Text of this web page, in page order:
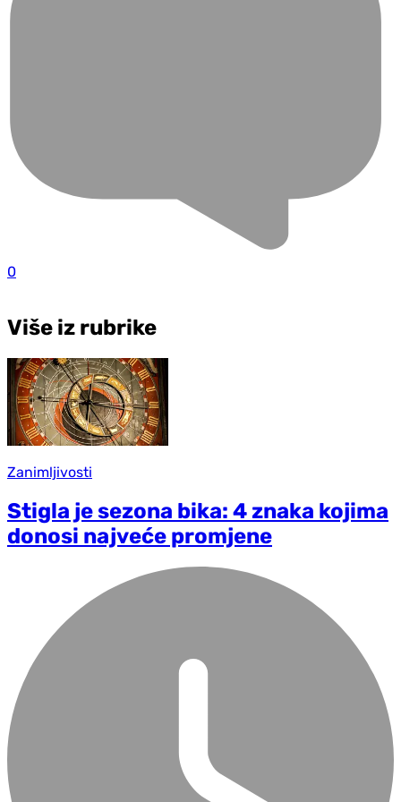
0
Više iz rubrike
Zanimljivosti
Stigla je sezona bika: 4 znaka kojima
donosi najveće promjene